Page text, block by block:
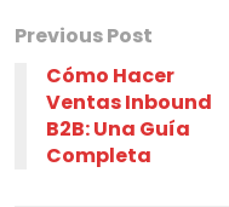
Previous Post
Cómo Hacer
Ventas Inbound
B2B: Una Guía
Completa